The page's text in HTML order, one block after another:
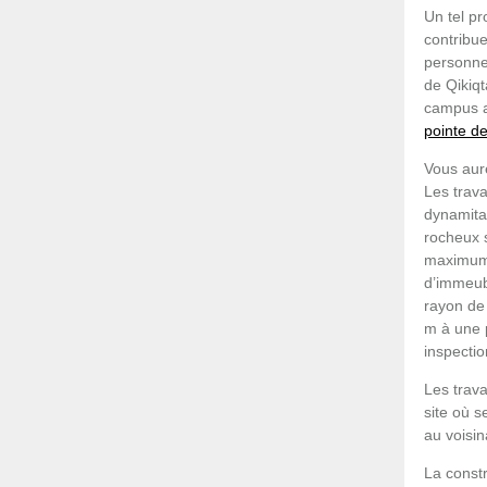
Un tel
de
campus
pointe
Vous
Les
rocheux
rayon
m à une
Les
site où
au
La